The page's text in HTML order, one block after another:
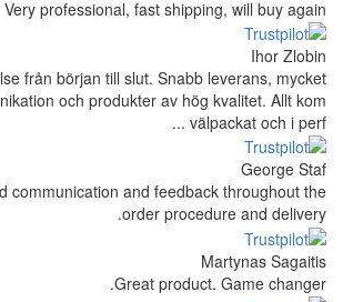
Very professional, fast
Fantastisk upplevelse från början till slut.
bra kommunikation och produkter av
Fast delivery. Good communication and
order
Great